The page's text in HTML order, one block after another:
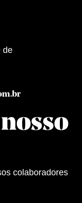
de
colaboradores